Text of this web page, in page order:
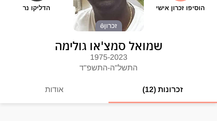
הוסיפו זכרון אישי
זכרון
הדליקו נר
שמואל סמצ'או גולימה
1975-2023
התשל"ה-התשפ"ד
זכרונות (12) אודות